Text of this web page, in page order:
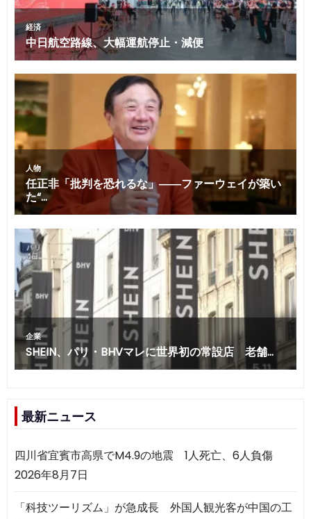
最新ニュース
四川省宜賓市高県でM4.9の地震 1人死亡、6人負傷
2026年8月7日
「科技ツーリズム」が急成長 外国人観光客が中国の工